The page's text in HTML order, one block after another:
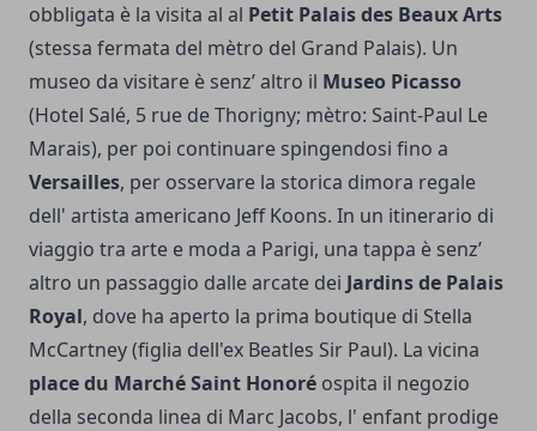
obbligata è la visita al al Petit Palais des Beaux Arts
(stessa fermata del mètro del Grand Palais). Un
museo da visitare è senz’ altro il Museo Picasso
(Hotel Salé, 5 rue de Thorigny; mètro: Saint-Paul Le
Marais), per poi continuare spingendosi fino a
Versailles, per osservare la storica dimora regale
dell' artista americano Jeff Koons. In un itinerario di
viaggio tra arte e moda a Parigi, una tappa è senz’
altro un passaggio dalle arcate dei Jardins de Palais
Royal, dove ha aperto la prima boutique di Stella
McCartney (figlia dell'ex Beatles Sir Paul). La vicina
place du Marché Saint Honoré ospita il negozio
della seconda linea di Marc Jacobs, l' enfant prodige